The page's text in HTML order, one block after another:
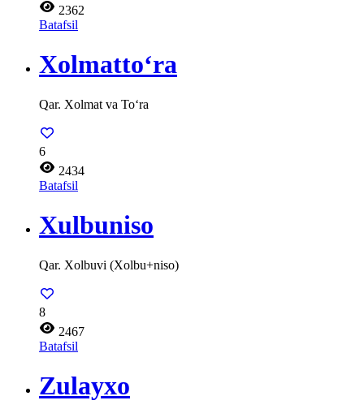
2362
Batafsil
Xolmatto‘ra
Qar. Xolmat va To‘ra
6
2434
Batafsil
Xulbuniso
Qar. Xolbuvi (Xolbu+niso)
8
2467
Batafsil
Zulayxo